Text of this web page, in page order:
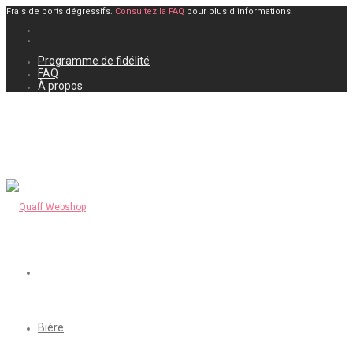
Frais de ports dégressifs. Consultez la FAQ pour plus d'informations.
Programme de fidélité
FAQ
À propos
Bière